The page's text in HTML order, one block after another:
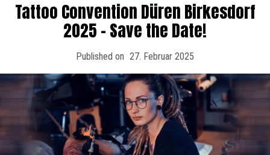
Tattoo Convention Düren Birkesdorf
2025 – Save the Date!
Published on 27. Februar 2025